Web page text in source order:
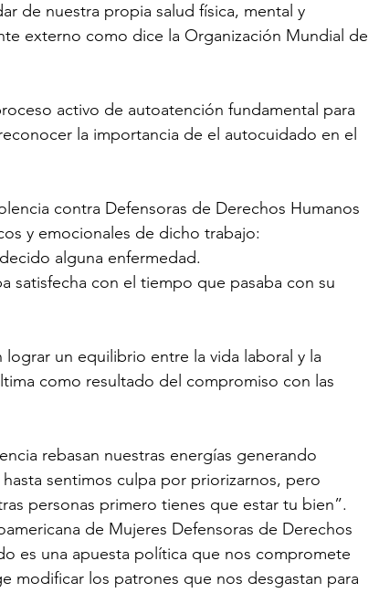
de nuestra propia salud física, mental y
externo como dice la Organización Mundial de
activo de autoatención fundamental para
la importancia de el autocuidado en el
contra Defensoras de Derechos Humanos
y emocionales de dicho trabajo:
alguna enfermedad.
satisfecha con el tiempo que pasaba con su
un equilibrio entre la vida laboral y la
como resultado del compromiso con las
rebasan nuestras energías generando
sentimos culpa por priorizarnos, pero
personas primero tienes que estar tu bien”.
de Mujeres Defensoras de Derechos
es una apuesta política que nos compromete
modificar los patrones que nos desgastan para